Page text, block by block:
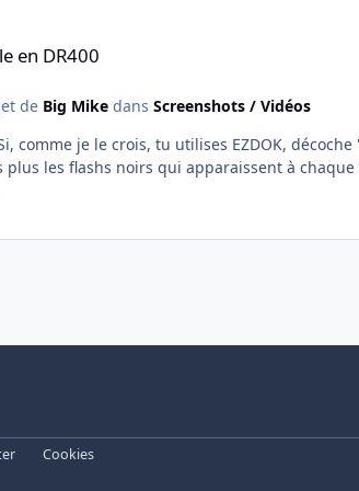
en DR400
de Big Mikedans Screenshots / Vidéos
Cookies